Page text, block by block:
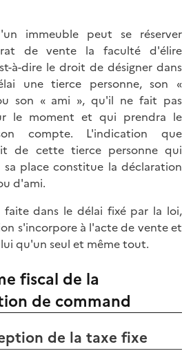
immeuble peut se réserver
de vente la faculté d'élire
à-dire le droit de désigner dans
une tierce personne, son «
son « ami », qu'il ne fait pas
le moment et qui prendra le
compte. L'indication que
de cette tierce personne qui
place constitue la déclaration
d'ami.
faite dans le délai fixé par la loi,
s'incorpore à l'acte de vente et
qu'un seul et même tout.
fiscal de la
de command
de la taxe fixe